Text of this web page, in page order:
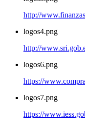
http://
logos4.png
http://
logos6.png
https://
logos7.png
https://